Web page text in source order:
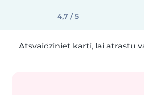
4,7 / 5
Atsvaidziniet karti, lai atrastu